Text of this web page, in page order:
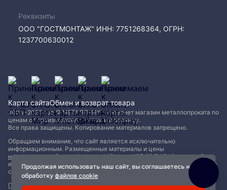
Продолжая использовать наш сайт, вы соглашаетесь на
обработкуфайлов cookie
Реквизиты
ООО "ГОСТМОНТАЖ" ИНН: 7751268364, ОГРН:
1237700630012
2005−2026 год © МЕТАЛЛ-МК - интернет магазин металлопроката по
ценам от производителя, оптом и в розницу.
Все права защищены. Копирование материалов запрещено.
Обращаем внимание, что сайт является исключительно
информационным. Размещенные материалы и цены
не являются публичной офертой (Статья 437 (2) ГК РФ)и могут быть
изменены без уведомления. Для уточнения наличия, характеристик и
стоимости материалов обращайтесь в офисы продаж.
Политика конфиденциальности|Пользовательское соглашение
Карта сайтаОбмен и возврат товара